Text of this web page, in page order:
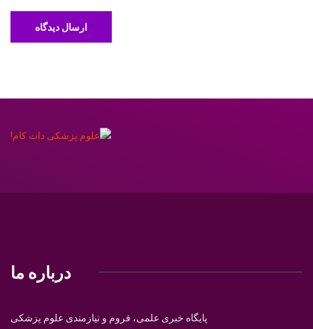
درباره ما
پایگاه خبری علمی، فروم و نیازمندی علوم پزشکی